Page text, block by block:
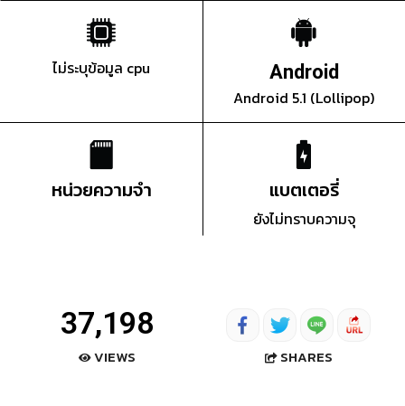
ไม่ระบุข้อมูล cpu Android
Android 5.1 (Lollipop)
หน่วยความจำ แบตเตอรี่
ยังไม่ทราบความจุ
37,198
VIEWS SHARES